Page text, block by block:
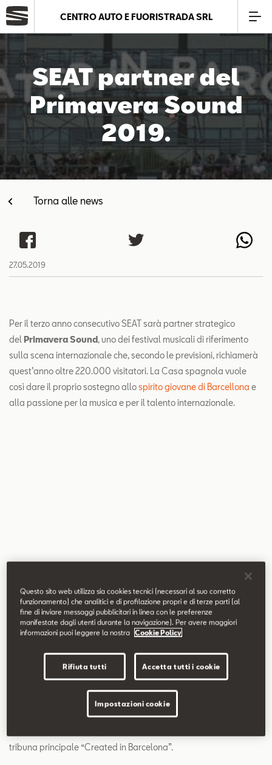
Azienda
Modelli
Offerte
Service
Business
SEAT Usato Certificato
Contatti
CENTRO AUTO E FUORISTRADA SRL
SEAT partner del
Primavera Sound
2019.
Torna alle news
27.05.2019
Per il terzo anno consecutivo SEAT sarà partner strategico
del Primavera Sound, uno dei festival musicali di riferimento
sulla scena internazionale che, secondo le previsioni, richiamerà
quest’anno oltre 220.000 visitatori. La Casa spagnola vuole
così dare il proprio sostegno allospirito giovane di Barcellona e
alla passione per la musica e per il talento internazionale.
La collaborazione comprende diversi brand, tra i quali, in
particolare, la nuova piattaforma digitale e audiovisiva Radio
Primavera Sound nonché il SEAT Village Stage, sul quale si
esibiranno 13 artisti hip hop spagnoli e internazionali che
andranno ad aggiungersi alla ricca scaletta del festival, oltre ai
DJ di tre storiche band indie internazionali a conclusione di ogni
tribuna principale “Created in Barcelona”.
Questo sito web utilizza sia cookies tecnici (necessari al suo corretto
funzionamento) che analitici e di profilazione propri e di terze parti (al
fine di inviare messaggi pubblicitari in linea con le preferenze
manifestate dagli utenti durante la navigazione). Per avere maggiori
informazioni puoi leggere la nostra Cookie Policy
Rifiuta tutti Accetta tutti i cookie
Impostazioni cookie